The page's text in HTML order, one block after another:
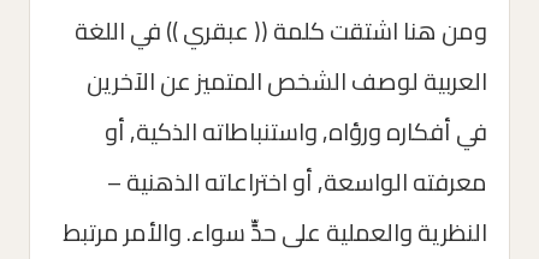
ومن هنا اشتقت كلمة (( عبقري )) في اللغة
العربية لوصف الشخص المتميز عن الآخرين
في أفكاره ورؤاه, واستنباطاته الذكية, أو
معرفته الواسعة, أو اختراعاته الذهنية –
النظرية والعملية على حدٍّ سواء. والأمر مرتبط